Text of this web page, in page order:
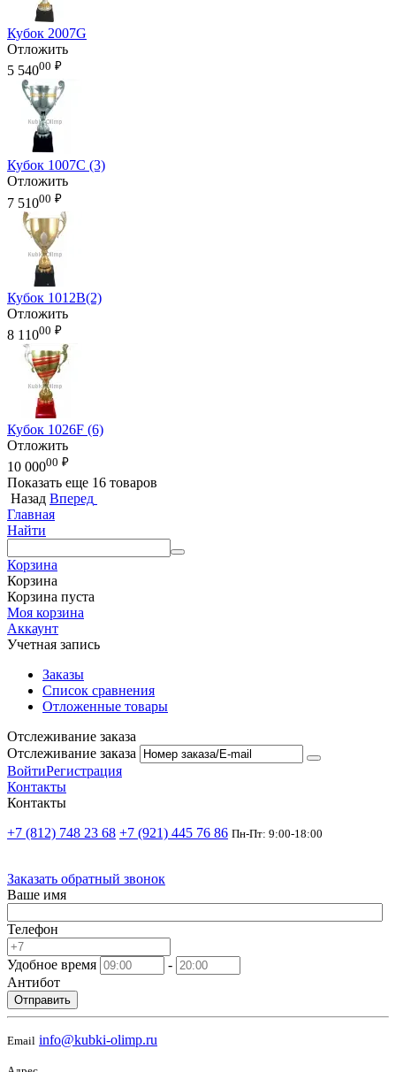
Кубок 2007G
Отложить
5 54000 ₽
Кубок 1007C (3)
Отложить
7 51000 ₽
Кубок 1012B(2)
Отложить
8 11000 ₽
Кубок 1026F (6)
Отложить
10 00000 ₽
Показать еще 16 товаров
Назад Вперед
Главная
Найти
Корзина
Корзина
Корзина пуста
Моя корзина
Аккаунт
Учетная запись
Заказы
Список сравнения
Отложенные товары
Отслеживание заказа
Отслеживание заказа
ВойтиРегистрация
Контакты
Контакты
+7 (812) 748 23 68 +7 (921) 445 76 86 Пн-Пт: 9:00-18:00
Заказать обратный звонок
Ваше имя
Телефон
Удобное время
-
Антибот
Отправить
Email info@kubki-olimp.ru